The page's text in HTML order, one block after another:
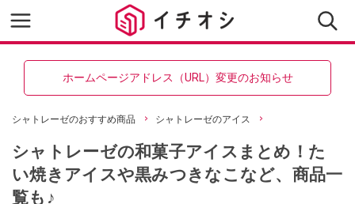
ホームページアドレス（URL）変更のお知らせ
シャトレーゼのおすすめ商品 シャトレーゼのアイス
シャトレーゼの和菓子アイスまとめ！た
い焼きアイスや黒みつきなこなど、商品一
覧も♪